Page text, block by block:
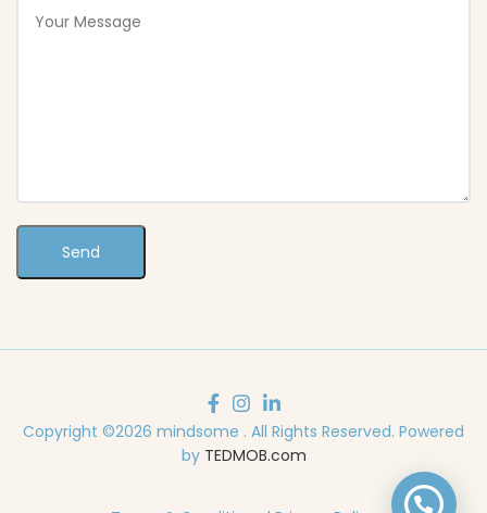
Copyright ©2026 mindsome . All Rights Reserved. Powered
by TEDMOB.com